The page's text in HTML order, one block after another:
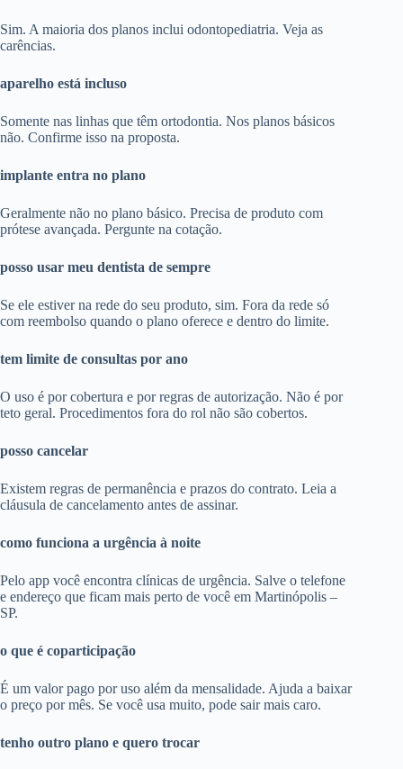
Sim. A maioria dos planos inclui odontopediatria. Veja as
carências.
aparelho está incluso
Somente nas linhas que têm ortodontia. Nos planos básicos
não. Confirme isso na proposta.
implante entra no plano
Geralmente não no plano básico. Precisa de produto com
prótese avançada. Pergunte na cotação.
posso usar meu dentista de sempre
Se ele estiver na rede do seu produto, sim. Fora da rede só
com reembolso quando o plano oferece e dentro do limite.
tem limite de consultas por ano
O uso é por cobertura e por regras de autorização. Não é por
teto geral. Procedimentos fora do rol não são cobertos.
posso cancelar
Existem regras de permanência e prazos do contrato. Leia a
cláusula de cancelamento antes de assinar.
como funciona a urgência à noite
Pelo app você encontra clínicas de urgência. Salve o telefone
e endereço que ficam mais perto de você em Martinópolis –
SP.
o que é coparticipação
É um valor pago por uso além da mensalidade. Ajuda a baixar
o preço por mês. Se você usa muito, pode sair mais caro.
tenho outro plano e quero trocar